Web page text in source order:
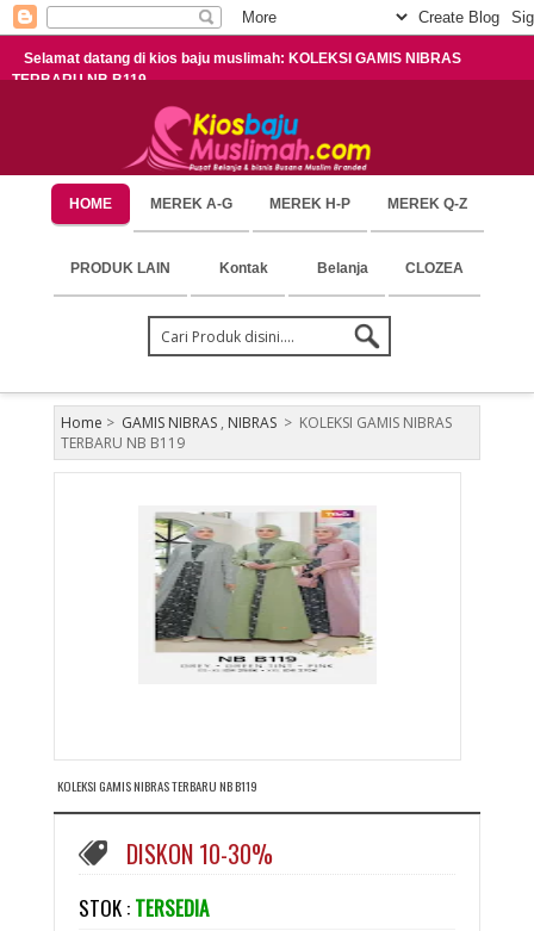
Selamat datang di kios baju muslimah: KOLEKSI GAMIS NIBRAS
TERBARU NB B119
HOME MEREK A-G MEREK H-P MEREK Q-Z
PRODUK LAIN Kontak Belanja CLOZEA
Home > GAMIS NIBRAS, NIBRAS > KOLEKSI GAMIS NIBRAS
TERBARU NB B119
KOLEKSI GAMIS NIBRAS TERBARU NB B119
DISKON 10-30%
STOK : TERSEDIA